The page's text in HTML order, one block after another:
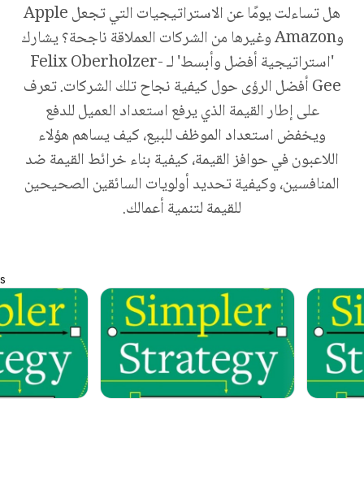
هل تساءلت يومًا عن الاستراتيجيات التي تجعل Apple
وAmazon وغيرها من الشركات العملاقة ناجحة؟ يشارك
'استراتيجية أفضل وأبسط' لـ Felix Oberholzer-
Gee أفضل الرؤى حول كيفية نجاح تلك الشركات. تعرف
على إطار القيمة الذي يرفع استعداد العميل للدفع
ويخفض استعداد الموظف للبيع، كيف يساهم هؤلاء
اللاعبون في حوافز القيمة، كيفية بناء خرائط القيمة ضد
المنافسين، وكيفية تحديد أولويات السائقين الصحيحين
للقيمة لتنمية أعمالك.
s